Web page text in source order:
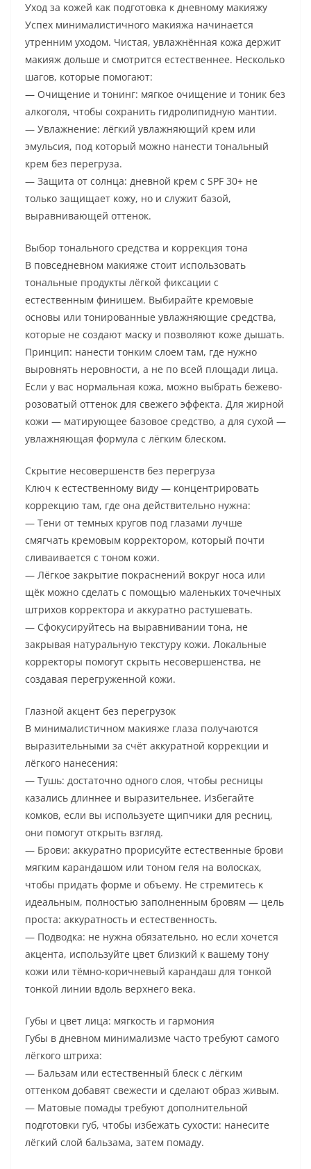
Уход за кожей как подготовка к дневному макияжу
Успех минималистичного макияжа начинается
утренним уходом. Чистая, увлажнённая кожа держит
макияж дольше и смотрится естественнее. Несколько
шагов, которые помогают:
— Очищение и тонинг: мягкое очищение и тоник без
алкоголя, чтобы сохранить гидролипидную мантии.
— Увлажнение: лёгкий увлажняющий крем или
эмульсия, под который можно нанести тональный
крем без перегруза.
— Защита от солнца: дневной крем с SPF 30+ не
только защищает кожу, но и служит базой,
выравнивающей оттенок.
Выбор тонального средства и коррекция тона
В повседневном макияже стоит использовать
тональные продукты лёгкой фиксации с
естественным финишем. Выбирайте кремовые
основы или тонированные увлажняющие средства,
которые не создают маску и позволяют коже дышать.
Принцип: нанести тонким слоем там, где нужно
выровнять неровности, а не по всей площади лица.
Если у вас нормальная кожа, можно выбрать бежево-
розоватый оттенок для свежего эффекта. Для жирной
кожи — матирующее базовое средство, а для сухой —
увлажняющая формула с лёгким блеском.
Скрытие несовершенств без перегруза
Ключ к естественному виду — концентрировать
коррекцию там, где она действительно нужна:
— Тени от темных кругов под глазами лучше
смягчать кремовым корректором, который почти
сливаивается с тоном кожи.
— Лёгкое закрытие покраснений вокруг носа или
щёк можно сделать с помощью маленьких точечных
штрихов корректора и аккуратно растушевать.
— Сфокусируйтесь на выравнивании тона, не
закрывая натуральную текстуру кожи. Локальные
корректоры помогут скрыть несовершенства, не
создавая перегруженной кожи.
Глазной акцент без перегрузок
В минималистичном макияже глаза получаются
выразительными за счёт аккуратной коррекции и
лёгкого нанесения:
— Тушь: достаточно одного слоя, чтобы ресницы
казались длиннее и выразительнее. Избегайте
комков, если вы используете щипчики для ресниц,
они помогут открыть взгляд.
— Брови: аккуратно прорисуйте естественные брови
мягким карандашом или тоном геля на волосках,
чтобы придать форме и объему. Не стремитесь к
идеальным, полностью заполненным бровям — цель
проста: аккуратность и естественность.
— Подводка: не нужна обязательно, но если хочется
акцента, используйте цвет близкий к вашему тону
кожи или тёмно-коричневый карандаш для тонкой
тонкой линии вдоль верхнего века.
Губы и цвет лица: мягкость и гармония
Губы в дневном минимализме часто требуют самого
лёгкого штриха:
— Бальзам или естественный блеск с лёгким
оттенком добавят свежести и сделают образ живым.
— Матовые помады требуют дополнительной
подготовки губ, чтобы избежать сухости: нанесите
лёгкий слой бальзама, затем помаду.